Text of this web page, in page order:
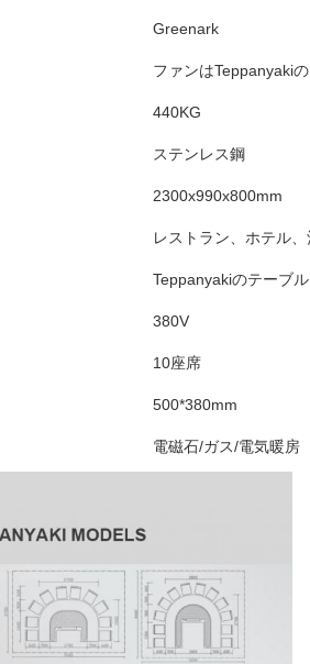
Greenark
ファンはTeppanyaki
440KG
ステンレス鋼
2300x990x800mm
レストラン、ホテル
Teppanyakiのテーブル
380V
10座席
500*380mm
電磁石/ガス/電気暖房